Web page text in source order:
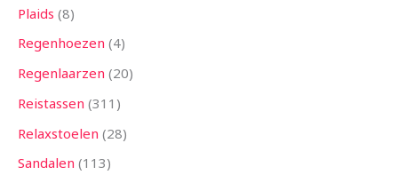
Plaids 8
Regenhoezen 4
Regenlaarzen 20
Reistassen 311
Relaxstoelen 28
Sandalen 113